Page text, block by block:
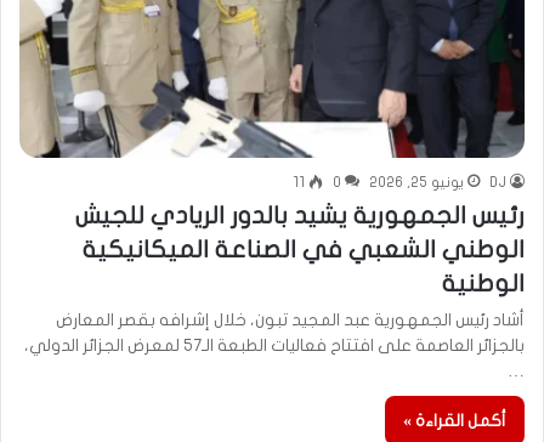
DJ يونيو 25, 2026 0
11
رئيس الجمهورية يشيد بالدور الريادي للجيش
الوطني الشعبي في الصناعة الميكانيكية
الوطنية
أشاد رئيس الجمهورية عبد المجيد تبون، خلال إشرافه بقصر المعارض
بالجزائر العاصمة على افتتاح فعاليات الطبعة الـ57 لمعرض الجزائر الدولي،
أكمل القراءة »